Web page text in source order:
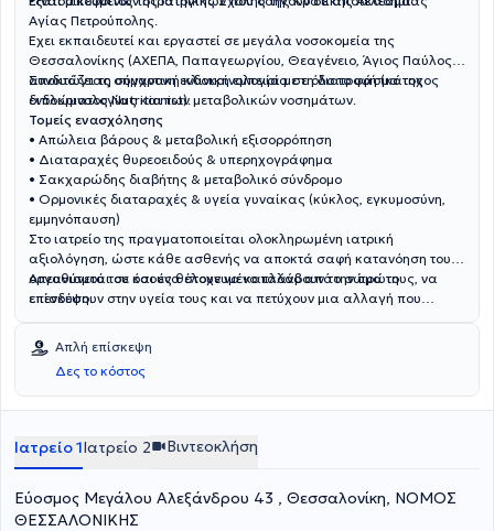
Αγίας Πετρούπολης.
Έχει εκπαιδευτεί και εργαστεί σε μεγάλα νοσοκομεία της
Θεσσαλονίκης (ΑΧΕΠΑ, Παπαγεωργίου, Θεαγένειο, Άγιος Παύλος),
αποκτώντας σημαντική κλινική εμπειρία σε όλο το φάσμα της
ενδοκρινολογίας και των μεταβολικών νοσημάτων.
Συνδυάζει τη σύγχρονη ενδοκρινολογία με τη διατροφή (κάτοχος
διπλώματος Nutritionist).
Τομείς ενασχόλησης
• Απώλεια βάρους & μεταβολική εξισορρόπηση
• Διαταραχές θυρεοειδούς & υπερηχογράφημα
• Σακχαρώδης διαβήτης & μεταβολικό σύνδρομο
• Ορμονικές διαταραχές & υγεία γυναίκας (κύκλος, εγκυμοσύνη,
εμμηνόπαυση)
Στο ιατρείο της πραγματοποιείται ολοκληρωμένη ιατρική
αξιολόγηση, ώστε κάθε ασθενής να αποκτά σαφή κατανόηση του
οργανισμού του και ένα στοχευμένο πλάνο από την πρώτη
επίσκεψη.
Απευθύνεται σε όσους θέλουν να καταλάβουν το σώμα τους, να
επενδύσουν στην υγεία τους και να πετύχουν μια αλλαγή που
Απλή επίσκεψη
Δες το κόστος
Ιατρείο 1Ιατρείο 2 Βιντεοκλήση
Εύοσμος Μεγάλου Αλεξάνδρου 43 , Θεσσαλονίκη, ΝΟΜΟΣ
ΘΕΣΣΑΛΟΝΙΚΗΣ